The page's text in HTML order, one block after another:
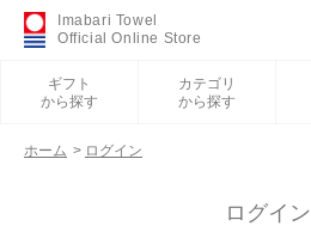
Imabari Towel
Official Online Store
ギフト
から探す
カテゴリ
から探す
ホーム > ログイン
ログイン